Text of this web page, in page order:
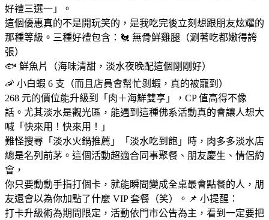
好禮三選一」。
這個優惠真的不是開玩笑的，是我吃完後立刻想跟朋友炫耀的
那種等級。三種好禮包含：🐔 無骨鮮雞腿（涮著吃都嫩得誇
張）
🐟 鮮魚片（海味清甜，淡水夜晚配這個剛剛好）
🦐 小白蝦 6 支（而且店員會幫忙剝蝦，真的被寵到）
268 元的價位能升級到「肉＋海鮮雙享」，CP 值高得不像
話。尤其淡水是觀光區，能遇到這種佛系活動真的會讓人想大
喊「快來用！快來用！」
難怪搜尋「淡水火鍋推薦」「淡水吃到飽」時，肉多多淡水店
總是名列前茅。這個活動超適合同事聚餐、朋友慶生、情侶約
會，
你只要動動手指打個卡，就能瞬間變成全桌最會點餐的人，朋
友還會以為你加點了什麼 VIP 套餐（笑）。📌 小提醒：
打卡升級術為期間限定，活動依門市公告為主，看到一定要把